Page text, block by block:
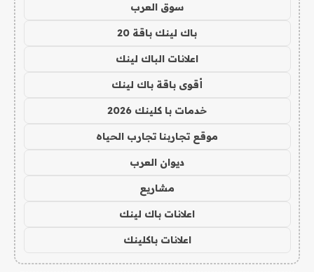
سوق العرب
باك لينك باقة 20
اعلانات الباك لينك
أقوى باقة باك لينك
خدمات با كلينك 2026
موقع تجاربنا تجارب الحياه
ديوان العرب
مشاريع
اعلانات باك لينك
اعلانات باكلينك